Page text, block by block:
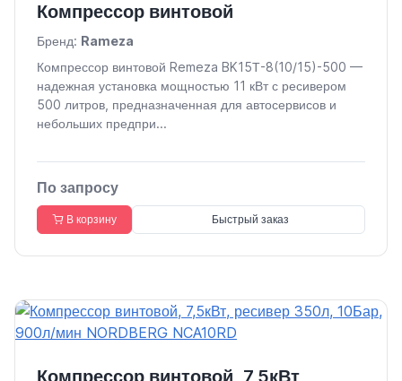
Компрессор винтовой
Бренд: Rameza
Компрессор винтовой Remeza BK15Т-8(10/15)-500 —
надежная установка мощностью 11 кВт с ресивером
500 литров, предназначенная для автосервисов и
небольших предпри...
По запросу
В корзину Быстрый заказ